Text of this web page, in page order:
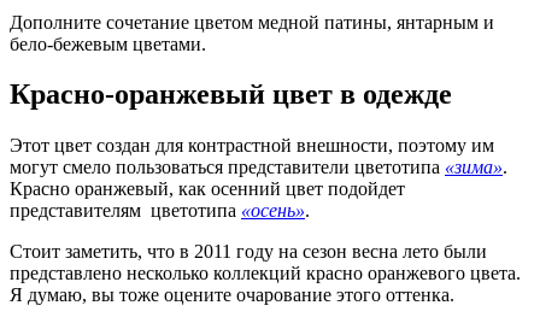
Дополните сочетание цветом медной патины, янтарным и
бело-бежевым цветами.
Красно-оранжевый цвет в одежде
Этот цвет создан для контрастной внешности, поэтому им
могут смело пользоваться представители цветотипа «зима».
Красно оранжевый, как осенний цвет подойдет
представителям цветотипа «осень».
Стоит заметить, что в 2011 году на сезон весна лето были
представлено несколько коллекций красно оранжевого цвета.
Я думаю, вы тоже оцените очарование этого оттенка.